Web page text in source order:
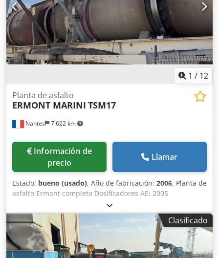
1 / 12
Nantes 7.622 km
Planta de asfalto
ERMONT MARINI TSM17
Información de
precio
Llamar
Estado: bueno (usado), Año de fabricación: 2006, Planta de
asfalto Ermont completa Dosificadores AE: 2005
Djdpfxjxuwure Afzokr Tambor Ermont: 2006 Puesto de
control ERMIS: 2011 Capacidad: 170 toneladas/hora
Clasificado